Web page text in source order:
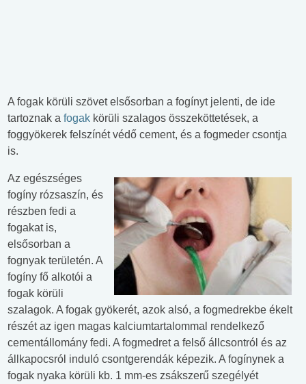
A fogak körüli szövet elsősorban a fogínyt jelenti, de ide
tartoznak a fogak körüli szalagos összeköttetések, a
foggyökerek felszínét védő cement, és a fogmeder csontja
is.
Az egészséges
fogíny rózsaszín, és
részben fedi a
fogakat is,
elsősorban a
fognyak területén. A
fogíny fő alkotói a
fogak körüli
szalagok. A fogak gyökerét, azok alsó, a fogmedrekbe ékelt
részét az igen magas kalciumtartalommal rendelkező
cementállomány fedi. A fogmedret a felső állcsontról és az
állkapocsról induló csontgerendák képezik. A fogínynek a
fogak nyaka körüli kb. 1 mm-es zsákszerű szegélyét